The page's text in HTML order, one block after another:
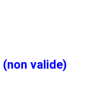
valide)